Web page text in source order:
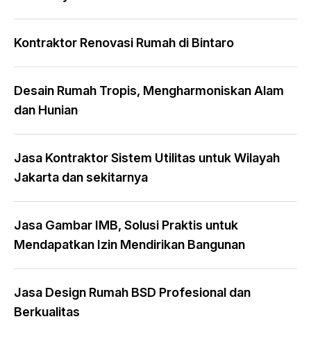
Kontraktor Renovasi Rumah di Bintaro
Desain Rumah Tropis, Mengharmoniskan Alam
dan Hunian
Jasa Kontraktor Sistem Utilitas untuk Wilayah
Jakarta dan sekitarnya
Jasa Gambar IMB, Solusi Praktis untuk
Mendapatkan Izin Mendirikan Bangunan
Jasa Design Rumah BSD Profesional dan
Berkualitas